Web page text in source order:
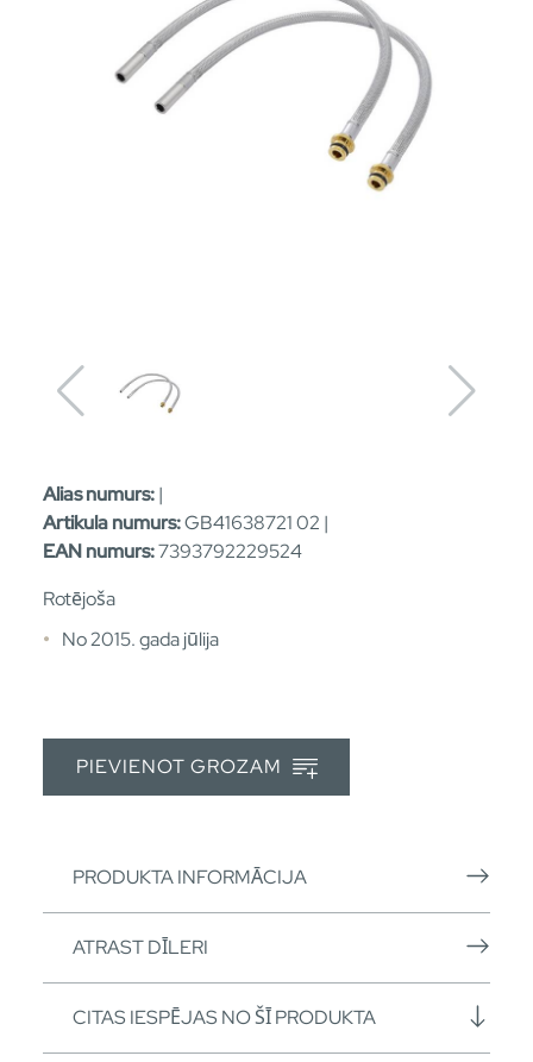
Alias numurs:|
Artikula numurs:GB41638721 02 |
EAN numurs:7393792229524
Rotējoša
No 2015. gada jūlija
PIEVIENOT GROZAM
PRODUKTA INFORMĀCIJA
ATRAST DĪLERI
CITAS IESPĒJAS NO ŠĪ PRODUKTA